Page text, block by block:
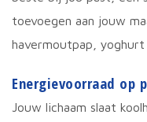
toevoegen aan jouw
havermoutpap, yoghurt
Energievoorraad op
Jouw lichaam slaat